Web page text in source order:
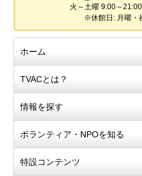
火～土曜 9:00～
※休館日: 月曜・
ホーム
TVACとは？
情報を探す
ボランティア・NPOを知る
特設コンテンツ